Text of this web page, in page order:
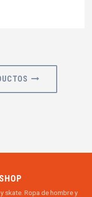
skate. Ropa de hombre y